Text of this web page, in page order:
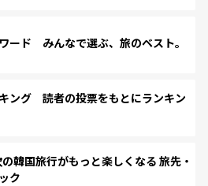
ード みんなで選ぶ、旅のベスト。
ング 読者の投票をもとにランキン
韓国旅行がもっと楽しくなる 旅先・
ク